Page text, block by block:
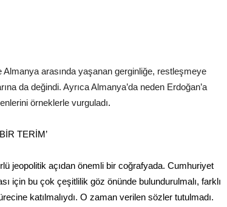
Almanya arasında yaşanan gerginliğe, restleşmeye
da değindi. Ayrıca Almanya’da neden Erdoğan’a
örneklerle vurguladı.
TERİM’
jeopolitik açıdan önemli bir coğrafyada. Cumhuriyet
için bu çok çeşitlilik göz önünde bulundurulmalı, farklı
katılmalıydı. O zaman verilen sözler tutulmadı.